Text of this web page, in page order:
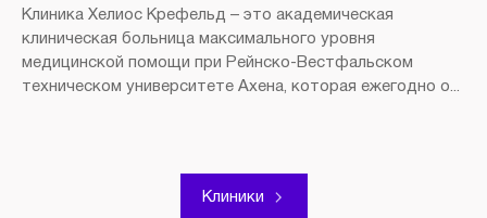
Клиника Хелиос Крефельд – это академическая
клиническая больница максимального уровня
медицинской помощи при Рейнско-Вестфальском
техническом университете Ахена, которая ежегодно о...
Клиники